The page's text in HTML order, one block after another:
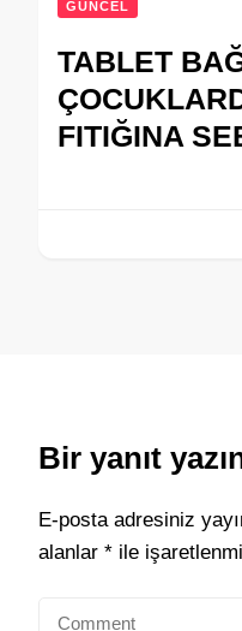
GÜNCEL
TABLET
FITIĞINA
Bir yanıt
E-posta adresiniz
alanlar * ile